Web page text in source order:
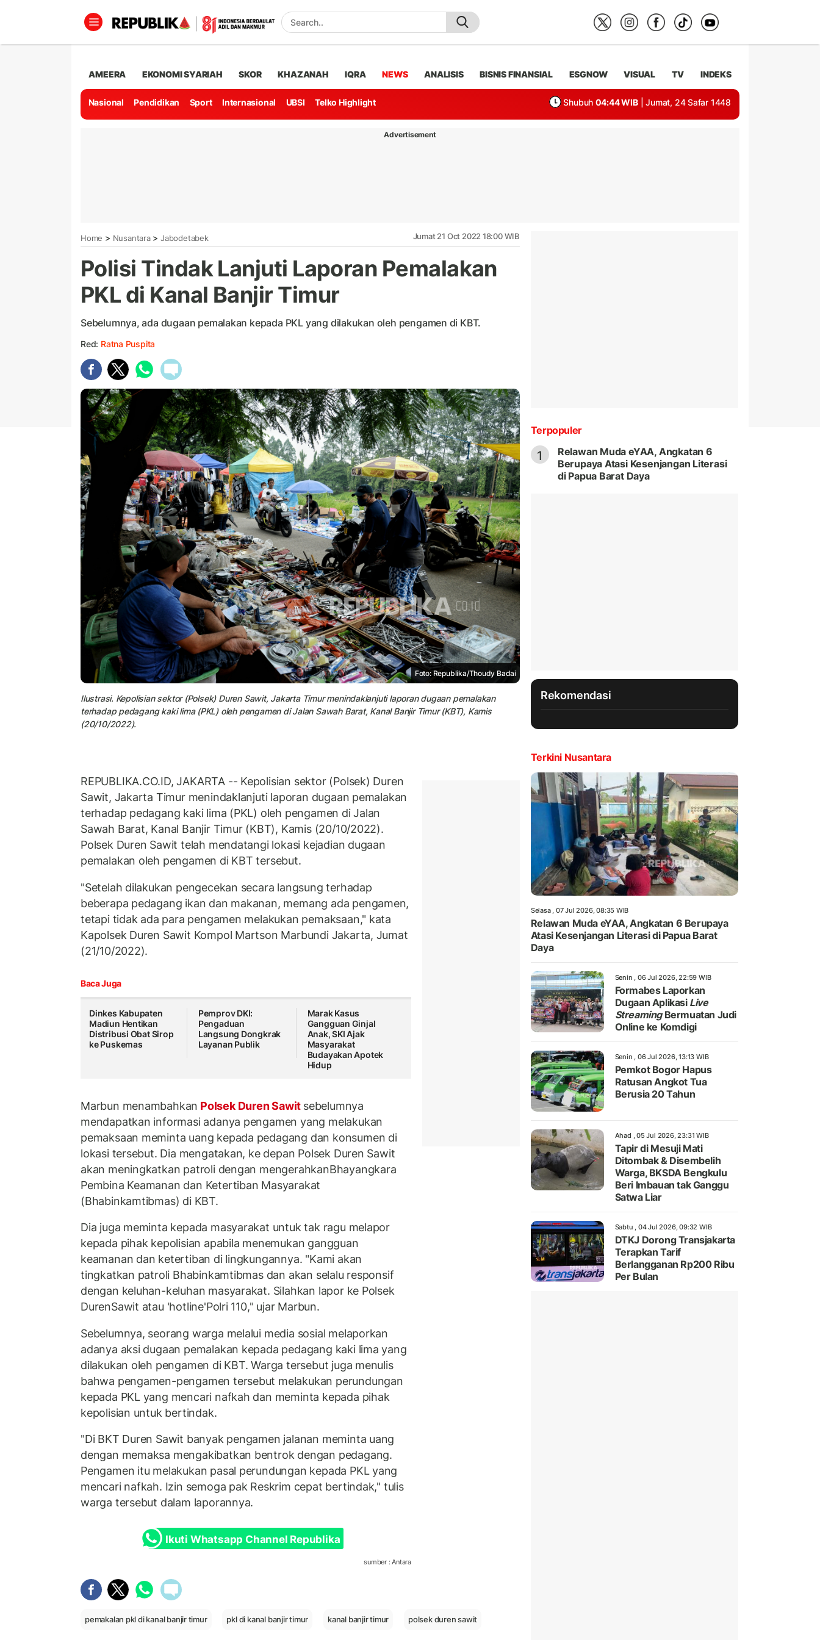
AMEERA EKONOMI SYARIAH SKOR KHAZANAH IQRA NEWS ANALISIS BISNIS FINANSIAL ESGNOW VISUAL TV INDEKS
Nasional Pendidikan Sport Internasional UBSI Telko Highlight Shubuh 04:44 WIB | Jumat, 24 Safar 1448
Advertisement
Home > Nusantara> Jabodetabek Jumat 21 Oct 2022 18:00 WIB
Polisi Tindak Lanjuti Laporan Pemalakan
PKL di Kanal Banjir Timur
Sebelumnya, ada dugaan pemalakan kepada PKL yang dilakukan oleh pengamen di KBT.
Red: Ratna Puspita
Foto: Republika/Thoudy Badai
Ilustrasi. Kepolisian sektor (Polsek) Duren Sawit, Jakarta Timur menindaklanjuti laporan dugaan pemalakan
terhadap pedagang kaki lima (PKL) oleh pengamen di Jalan Sawah Barat, Kanal Banjir Timur (KBT), Kamis
(20/10/2022).
REPUBLIKA.CO.ID, JAKARTA -- Kepolisian sektor (Polsek) Duren
Sawit, Jakarta Timur menindaklanjuti laporan dugaan pemalakan
terhadap pedagang kaki lima (PKL) oleh pengamen di Jalan
Sawah Barat, Kanal Banjir Timur (KBT), Kamis (20/10/2022).
Polsek Duren Sawit telah mendatangi lokasi kejadian dugaan
pemalakan oleh pengamen di KBT tersebut.
"Setelah dilakukan pengecekan secara langsung terhadap
beberapa pedagang ikan dan makanan, memang ada pengamen,
tetapi tidak ada para pengamen melakukan pemaksaan," kata
Kapolsek Duren Sawit Kompol Martson Marbundi Jakarta, Jumat
(21/10/2022).
Baca Juga
Dinkes Kabupaten
Madiun Hentikan
Distribusi Obat Sirop
ke Puskemas
Pemprov DKI:
Pengaduan
Langsung Dongkrak
Layanan Publik
Marak Kasus
Gangguan Ginjal
Anak, SKI Ajak
Masyarakat
Budayakan Apotek
Hidup
Marbun menambahkan Polsek Duren Sawit sebelumnya
mendapatkan informasi adanya pengamen yang melakukan
pemaksaan meminta uang kepada pedagang dan konsumen di
lokasi tersebut. Dia mengatakan, ke depan Polsek Duren Sawit
akan meningkatkan patroli dengan mengerahkanBhayangkara
Pembina Keamanan dan Ketertiban Masyarakat
(Bhabinkamtibmas) di KBT.
Dia juga meminta kepada masyarakat untuk tak ragu melapor
kepada pihak kepolisian apabila menemukan gangguan
keamanan dan ketertiban di lingkungannya. "Kami akan
tingkatkan patroli Bhabinkamtibmas dan akan selalu responsif
dengan keluhan-keluhan masyarakat. Silahkan lapor ke Polsek
DurenSawit atau 'hotline'Polri 110," ujar Marbun.
Sebelumnya, seorang warga melalui media sosial melaporkan
adanya aksi dugaan pemalakan kepada pedagang kaki lima yang
dilakukan oleh pengamen di KBT. Warga tersebut juga menulis
bahwa pengamen-pengamen tersebut melakukan perundungan
kepada PKL yang mencari nafkah dan meminta kepada pihak
kepolisian untuk bertindak.
"Di BKT Duren Sawit banyak pengamen jalanan meminta uang
dengan memaksa mengakibatkan bentrok dengan pedagang.
Pengamen itu melakukan pasal perundungan kepada PKL yang
mencari nafkah. Izin semoga pak Reskrim cepat bertindak," tulis
warga tersebut dalam laporannya.
Ikuti Whatsapp Channel Republika
sumber : Antara
pemakalan pkl di kanal banjir timur pkl di kanal banjir timur kanal banjir timur polsek duren sawit
Terpopuler
1
Relawan Muda eYAA, Angkatan 6
Berupaya Atasi Kesenjangan Literasi
di Papua Barat Daya
Rekomendasi
Terkini Nusantara
Selasa , 07 Jul 2026, 08:35 WIB
Relawan Muda eYAA, Angkatan 6 Berupaya
Atasi Kesenjangan Literasi di Papua Barat
Daya
Senin , 06 Jul 2026, 22:59 WIB
Formabes Laporkan
Dugaan Aplikasi Live
StreamingBermuatan Judi
Online ke Komdigi
Senin , 06 Jul 2026, 13:13 WIB
Pemkot Bogor Hapus
Ratusan Angkot Tua
Berusia 20 Tahun
Ahad , 05 Jul 2026, 23:31 WIB
Tapir di Mesuji Mati
Ditombak & Disembelih
Warga, BKSDA Bengkulu
Beri Imbauan tak Ganggu
Satwa Liar
Sabtu , 04 Jul 2026, 09:32 WIB
DTKJ Dorong Transjakarta
Terapkan Tarif
Berlangganan Rp200 Ribu
Per Bulan